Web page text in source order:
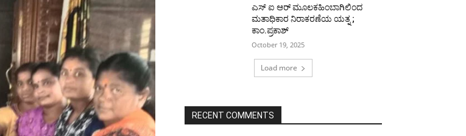
ಎಸ್ ಐ ಆರ್ ಮೂಲಕಹಿಂಬಾಗಿಲಿಂದ
ಮತಾಧಿಕಾರ ನಿರಾಕರಣೆಯ ಯತ್ನ ;
ಕಾಂ.ಪ್ರಕಾಶ್
October 19, 2025
Load more
RECENT COMMENTS